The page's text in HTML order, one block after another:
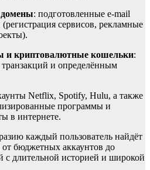
: подготовленные e-mail
сервисов, рекламные
и криптовалютные кошельки:
и определённым
Netflix, Spotify, Hulu, а также
программы и
в интернете.
каждый пользователь найдёт
бюджетных аккаунтов до
длительной историей и широкой